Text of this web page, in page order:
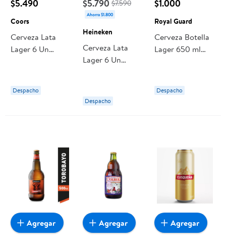
$5.490
Coors
Cerveza Lata
Lager 6 Un
Despacho
$5.790 $7.590
Ahorra $1.800
Heineken
Cerveza Lata
Lager 6 Un
Despacho
$1.000
Royal Guard
Cerveza Botella
Lager 650 ml
Despacho
Agregar Agregar Agregar